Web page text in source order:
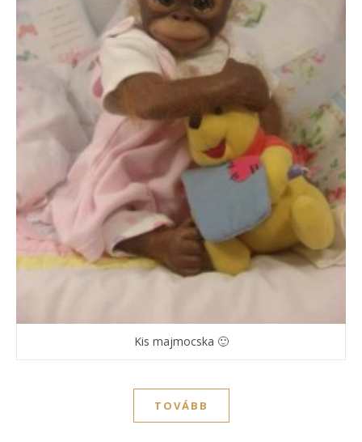
Kis majmocska 🙂
TOVÁBB